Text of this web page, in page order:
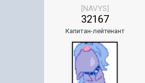
[NAVYS]
32167
Капитан-лейтенант